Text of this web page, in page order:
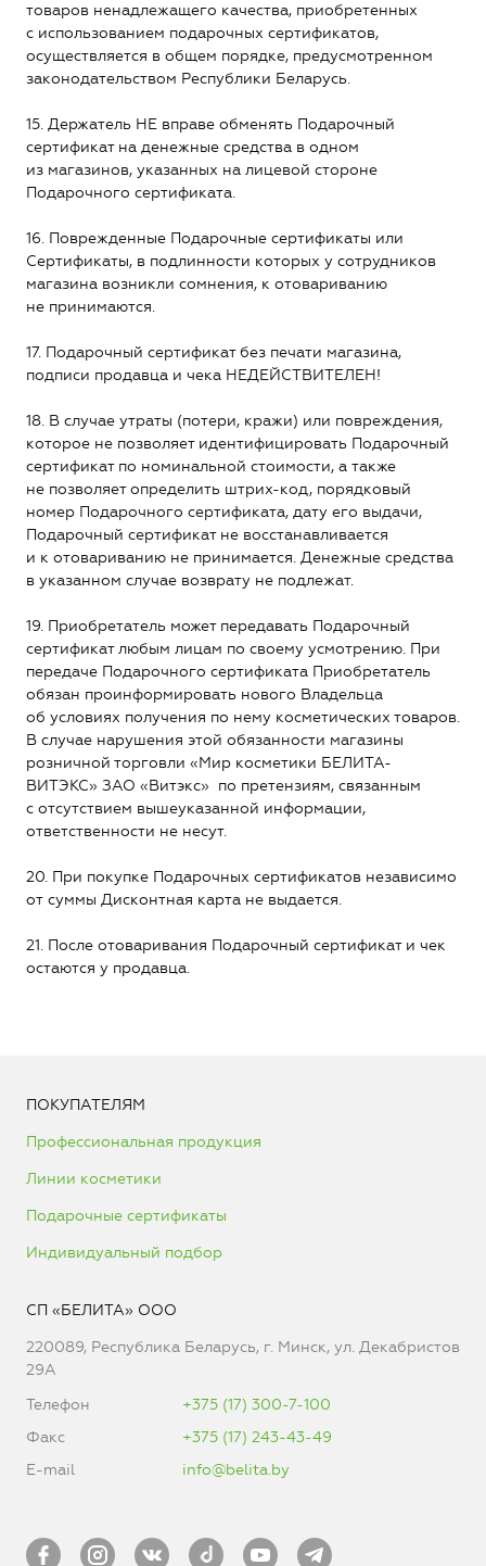
товаров ненадлежащего качества, приобретенных
с использованием подарочных сертификатов,
осуществляется в общем порядке, предусмотренном
законодательством Республики Беларусь.
15. Держатель НЕ вправе обменять Подарочный
сертификат на денежные средства в одном
из магазинов, указанных на лицевой стороне
Подарочного сертификата.
16. Поврежденные Подарочные сертификаты или
Сертификаты, в подлинности которых у сотрудников
магазина возникли сомнения, к отовариванию
не принимаются.
17. Подарочный сертификат без печати магазина,
подписи продавца и чека НЕДЕЙСТВИТЕЛЕН!
18. В случае утраты (потери, кражи) или повреждения,
которое не позволяет идентифицировать Подарочный
сертификат по номинальной стоимости, а также
не позволяет определить штрих-код, порядковый
номер Подарочного сертификата, дату его выдачи,
Подарочный сертификат не восстанавливается
и к отовариванию не принимается. Денежные средства
в указанном случае возврату не подлежат.
19. Приобретатель может передавать Подарочный
сертификат любым лицам по своему усмотрению. При
передаче Подарочного сертификата Приобретатель
обязан проинформировать нового Владельца
об условиях получения по нему косметических товаров.
В случае нарушения этой обязанности магазины
розничной торговли «Мир косметики БЕЛИТА-
ВИТЭКС» ЗАО «Витэкс» по претензиям, связанным
с отсутствием вышеуказанной информации,
ответственности не несут.
20. При покупке Подарочных сертификатов независимо
от суммы Дисконтная карта не выдается.
21. После отоваривания Подарочный сертификат и чек
остаются у продавца.
ПОКУПАТЕЛЯМ
Профессиональная продукция
Линии косметики
Подарочные сертификаты
Индивидуальный подбор
СП «БЕЛИТА» ООО
220089, Республика Беларусь, г. Минск, ул. Декабристов
29А
Телефон
+375 (17) 300-7-100
Факс
+375 (17) 243-43-49
E-mail
info@belita.by